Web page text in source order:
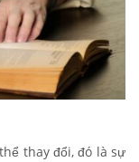
thay đổi, đó là sự